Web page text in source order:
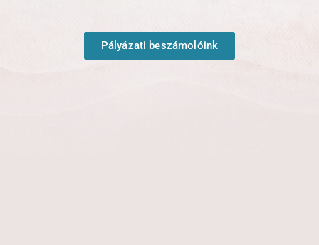
Pályázati beszámolóink